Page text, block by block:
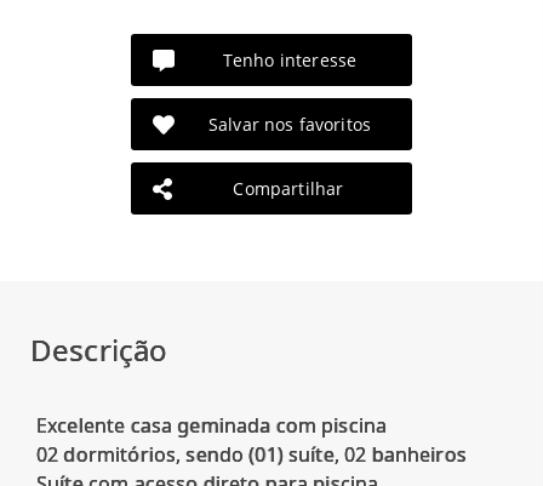
Tenho interesse
Salvar nos favoritos
Compartilhar
Descrição
Excelente casa geminada com piscina
02 dormitórios, sendo (01) suíte, 02 banheiros